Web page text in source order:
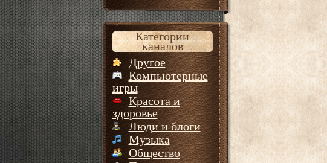
Категории
каналов
Другое
Компьютерные
игры
Красота и
здоровье
Люди и блоги
Музыка
Общество